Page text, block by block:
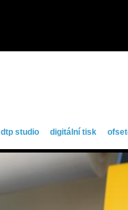
dtp studio digitální tisk